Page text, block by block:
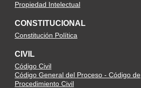
Propiedad Intelectual
CONSTITUCIONAL
Constitución Política
CIVIL
Código Civil
Código General del Proceso - Código de
Procedimiento Civil